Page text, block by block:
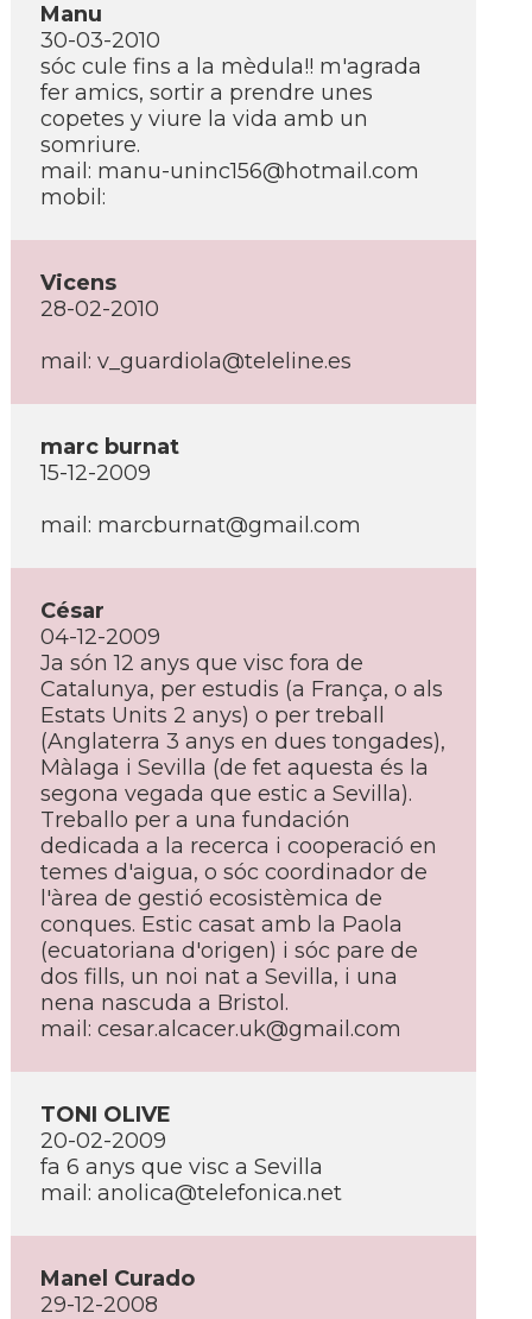
Manu
30-03-2010
sóc cule fins a la mèdula!! m'agrada
fer amics, sortir a prendre unes
copetes y viure la vida amb un
somriure.
mail: manu-uninc156@hotmail.com
mobil:
Vicens
28-02-2010
mail: v_guardiola@teleline.es
marc burnat
15-12-2009
mail: marcburnat@gmail.com
César
04-12-2009
Ja són 12 anys que visc fora de
Catalunya, per estudis (a França, o als
Estats Units 2 anys) o per treball
(Anglaterra 3 anys en dues tongades),
Màlaga i Sevilla (de fet aquesta és la
segona vegada que estic a Sevilla).
Treballo per a una fundación
dedicada a la recerca i cooperació en
temes d'aigua, o sóc coordinador de
l'àrea de gestió ecosistèmica de
conques. Estic casat amb la Paola
(ecuatoriana d'origen) i sóc pare de
dos fills, un noi nat a Sevilla, i una
nena nascuda a Bristol.
mail: cesar.alcacer.uk@gmail.com
TONI OLIVE
20-02-2009
fa 6 anys que visc a Sevilla
mail: anolica@telefonica.net
Manel Curado
29-12-2008